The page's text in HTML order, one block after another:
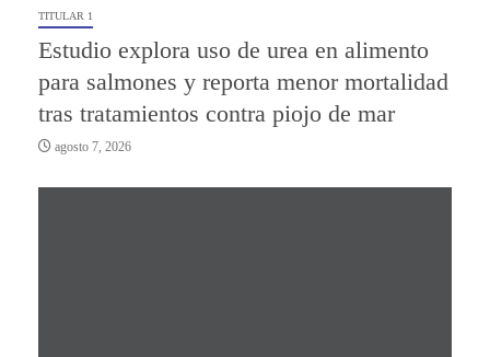
TITULAR 1
Estudio explora uso de urea en alimento
para salmones y reporta menor mortalidad
tras tratamientos contra piojo de mar
agosto 7, 2026